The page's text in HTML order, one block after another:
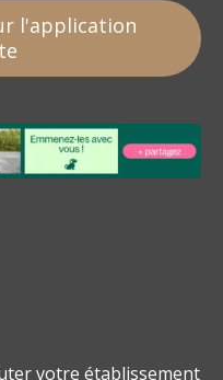
l'application
votre établissement